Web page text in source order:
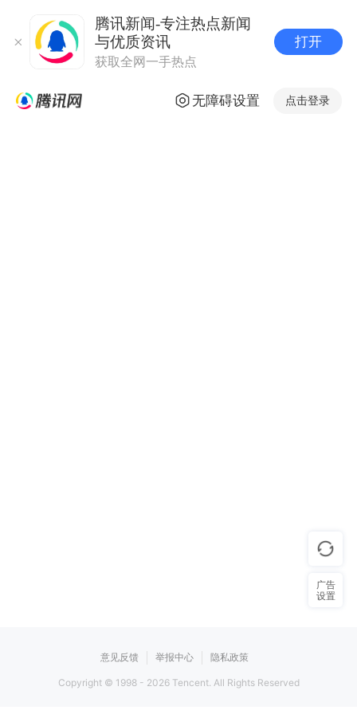
腾讯新闻-专注热点新闻
与优质资讯
获取全网一手热点
打开
无障碍设置 点击登录
意见反馈 举报中心 隐私政策
Copyright © 1998 - 2026Tencent. All Rights Reserved
广告
设置